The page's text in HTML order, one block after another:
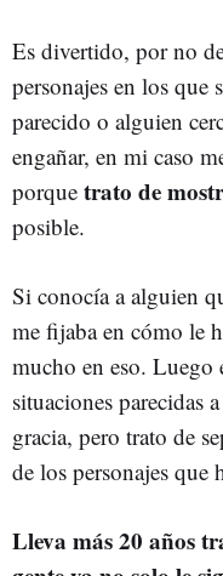
Es divertido, por no
personajes en los que
parecido o alguien
engañar, en mi caso
porque trato de
posible.
Si conocía a alguien
me fijaba en cómo le
mucho en eso. Luego
situaciones parecidas
gracia, pero trato de
de los personajes que
Lleva más 20 años